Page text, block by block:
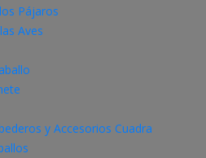
Pájaros
Aves
y Accesorios Cuadra